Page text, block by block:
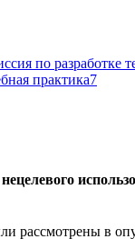
по разработке
практика7
рассмотрены в